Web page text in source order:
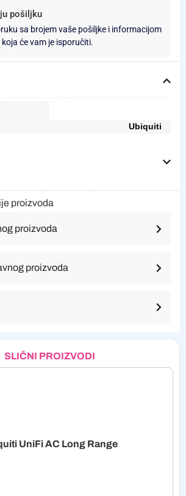
pošiljku
sa brojem vaše pošiljke i informacijom
će vam je isporučiti.
Ubiquiti
proizvoda
proizvoda
proizvoda
SLIČNI PROIZVODI
UniFi AC Long Range